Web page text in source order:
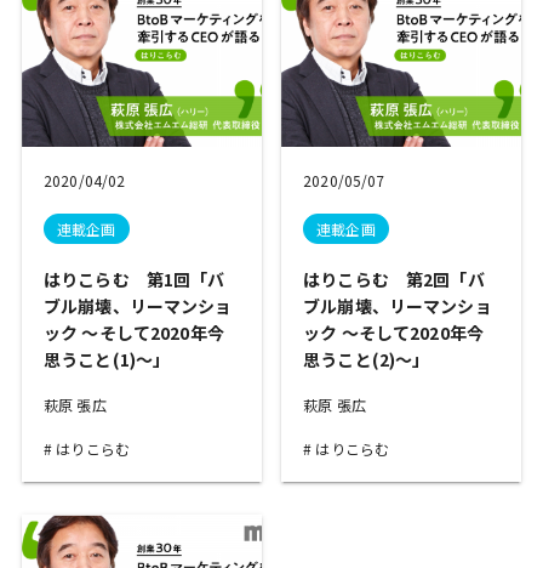
2020/04/02
連載企画
はりこらむ 第1回「バ
ブル崩壊、リーマンショ
ック ～そして2020年今
思うこと(1)～」
萩原 張広
はりこらむ
2020/05/07
連載企画
はりこらむ 第2回「バ
ブル崩壊、リーマンショ
ック ～そして2020年今
思うこと(2)～」
萩原 張広
はりこらむ